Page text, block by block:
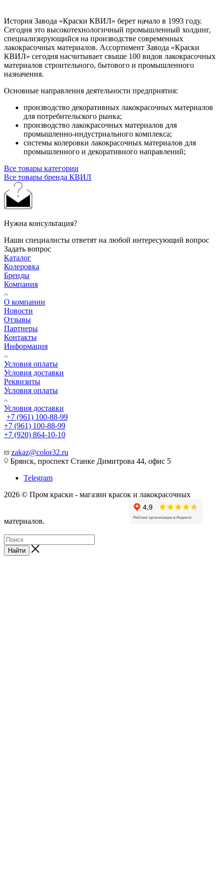
История Завода «Краски КВИЛ» берет начало в 1993 году.
Сегодня это высокотехнологичный промышленный холдинг,
специализирующийся на производстве современных
лакокрасочных материалов. Ассортимент Завода «Краски
КВИЛ» сегодня насчитывает свыше 100 видов лакокрасочных
материалов строительного, бытового и промышленного
назначения.
Основные направления деятельности предприятия:
производство декоративных лакокрасочных материалов
для потребительского рынка;
производство лакокрасочных материалов для
промышленно-индустриального комплекса;
системы колеровки лакокрасочных материалов для
промышленного и декоративного направлений;
Все товары категории
Все товары бренда КВИЛ
Нужна консультация?
Наши специалисты ответят на любой интересующий вопрос
Задать вопрос
Каталог
Колеровка
Бренды
Компания
О компании
Новости
Отзывы
Партнеры
Контакты
Информация
Условия оплаты
Условия доставки
Реквизиты
Условия оплаты
Условия доставки
+7 (961) 100-88-99
+7 (961) 100-88-99
+7 (920) 864-10-10
zakaz@color32.ru
Брянск, проспект Станке Димитрова 44, офис 5
Telegram
2026 © Пром краски - магазин красок и лакокрасочных
материалов.
Найти